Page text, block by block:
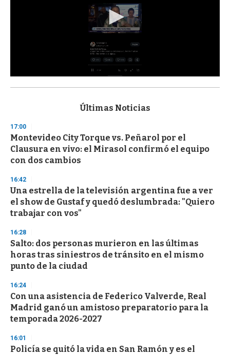
s
d
s
o
f
3
s
e
c
o
n
Últimas Noticias
17:00
Montevideo City Torque vs. Peñarol por el
Clausura en vivo: el Mirasol confirmó el equipo
con dos cambios
16:42
Una estrella de la televisión argentina fue a ver
el show de Gustaf y quedó deslumbrada: "Quiero
trabajar con vos"
16:28
Salto: dos personas murieron en las últimas
horas tras siniestros de tránsito en el mismo
punto de la ciudad
16:24
Con una asistencia de Federico Valverde, Real
Madrid ganó un amistoso preparatorio para la
temporada 2026-2027
16:01
Policía se quitó la vida en San Ramón y es el